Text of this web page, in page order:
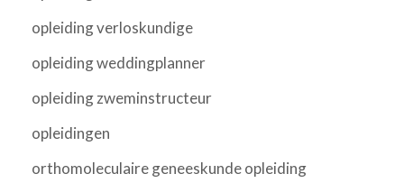
opleiding verloskundige
opleiding weddingplanner
opleiding zweminstructeur
opleidingen
orthomoleculaire geneeskunde opleiding